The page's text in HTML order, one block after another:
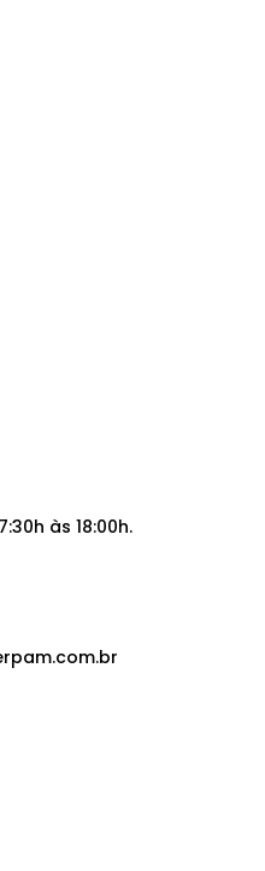
às 18:00h.